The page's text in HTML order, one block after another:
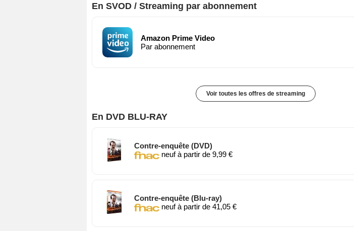
En SVOD / Streaming par abonnement
Amazon Prime Video
Par abonnement
Voir toutes les offres de streaming
En DVD BLU-RAY
Contre-enquête (DVD)
neuf à partir de 9,99 €
Contre-enquête (Blu-ray)
neuf à partir de 41,05 €